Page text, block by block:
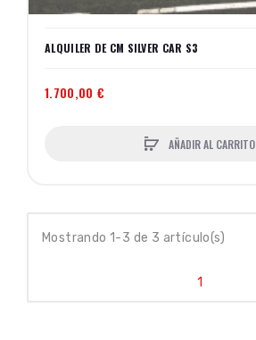
ALQUILER DE CM SILVER CAR S3
1.700,00 €
AÑADIR AL CARRITO
Mostrando 1-3 de 3 artículo(s)
1